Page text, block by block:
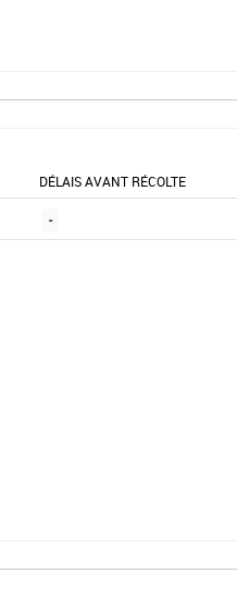
DÉLAIS AVANT RÉCOLTE
-